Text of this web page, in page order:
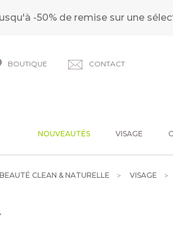
-50% de remise sur une
BOUTIQUE CONTACT
NOUVEAUTÉS VISAGE
BEAUTÉ CLEAN & NATURELLE VISAGE